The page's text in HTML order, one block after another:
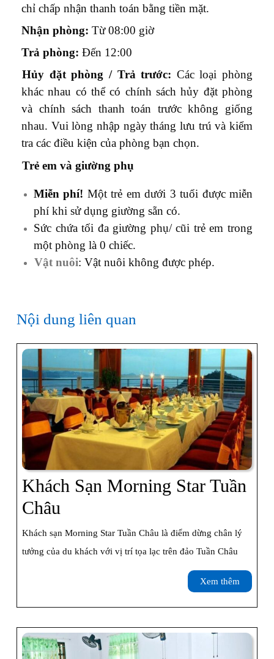
chỉ chấp nhận thanh toán bằng tiền mặt.
Nhận phòng: Từ 08:00 giờ
Trả phòng: Đến 12:00
Hủy đặt phòng / Trả trước: Các loại phòng
khác nhau có thể có chính sách hủy đặt phòng
và chính sách thanh toán trước không giống
nhau. Vui lòng nhập ngày tháng lưu trú và kiểm
tra các điều kiện của phòng bạn chọn.
Trẻ em và giường phụ
Miễn phí! Một trẻ em dưới 3 tuổi được miễn
phí khi sử dụng giường sẵn có.
Sức chứa tối đa giường phụ/ cũi trẻ em trong
một phòng là 0 chiếc.
Vật nuôi: Vật nuôi không được phép.
Nội dung liên quan
Khách Sạn Morning Star Tuần
Châu
Sạn
Morning
Khách sạn Morning Star Tuần Châu là điểm dừng chân lý
tưởng của du khách với vị trí tọa lạc trên đảo Tuần Châu
Xem thêm
thêm